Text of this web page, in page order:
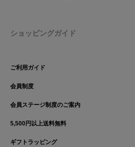
ショッピングガイド
ご利用ガイド
会員制度
会員ステージ制度のご案内
5,500円以上送料無料
ギフトラッピング